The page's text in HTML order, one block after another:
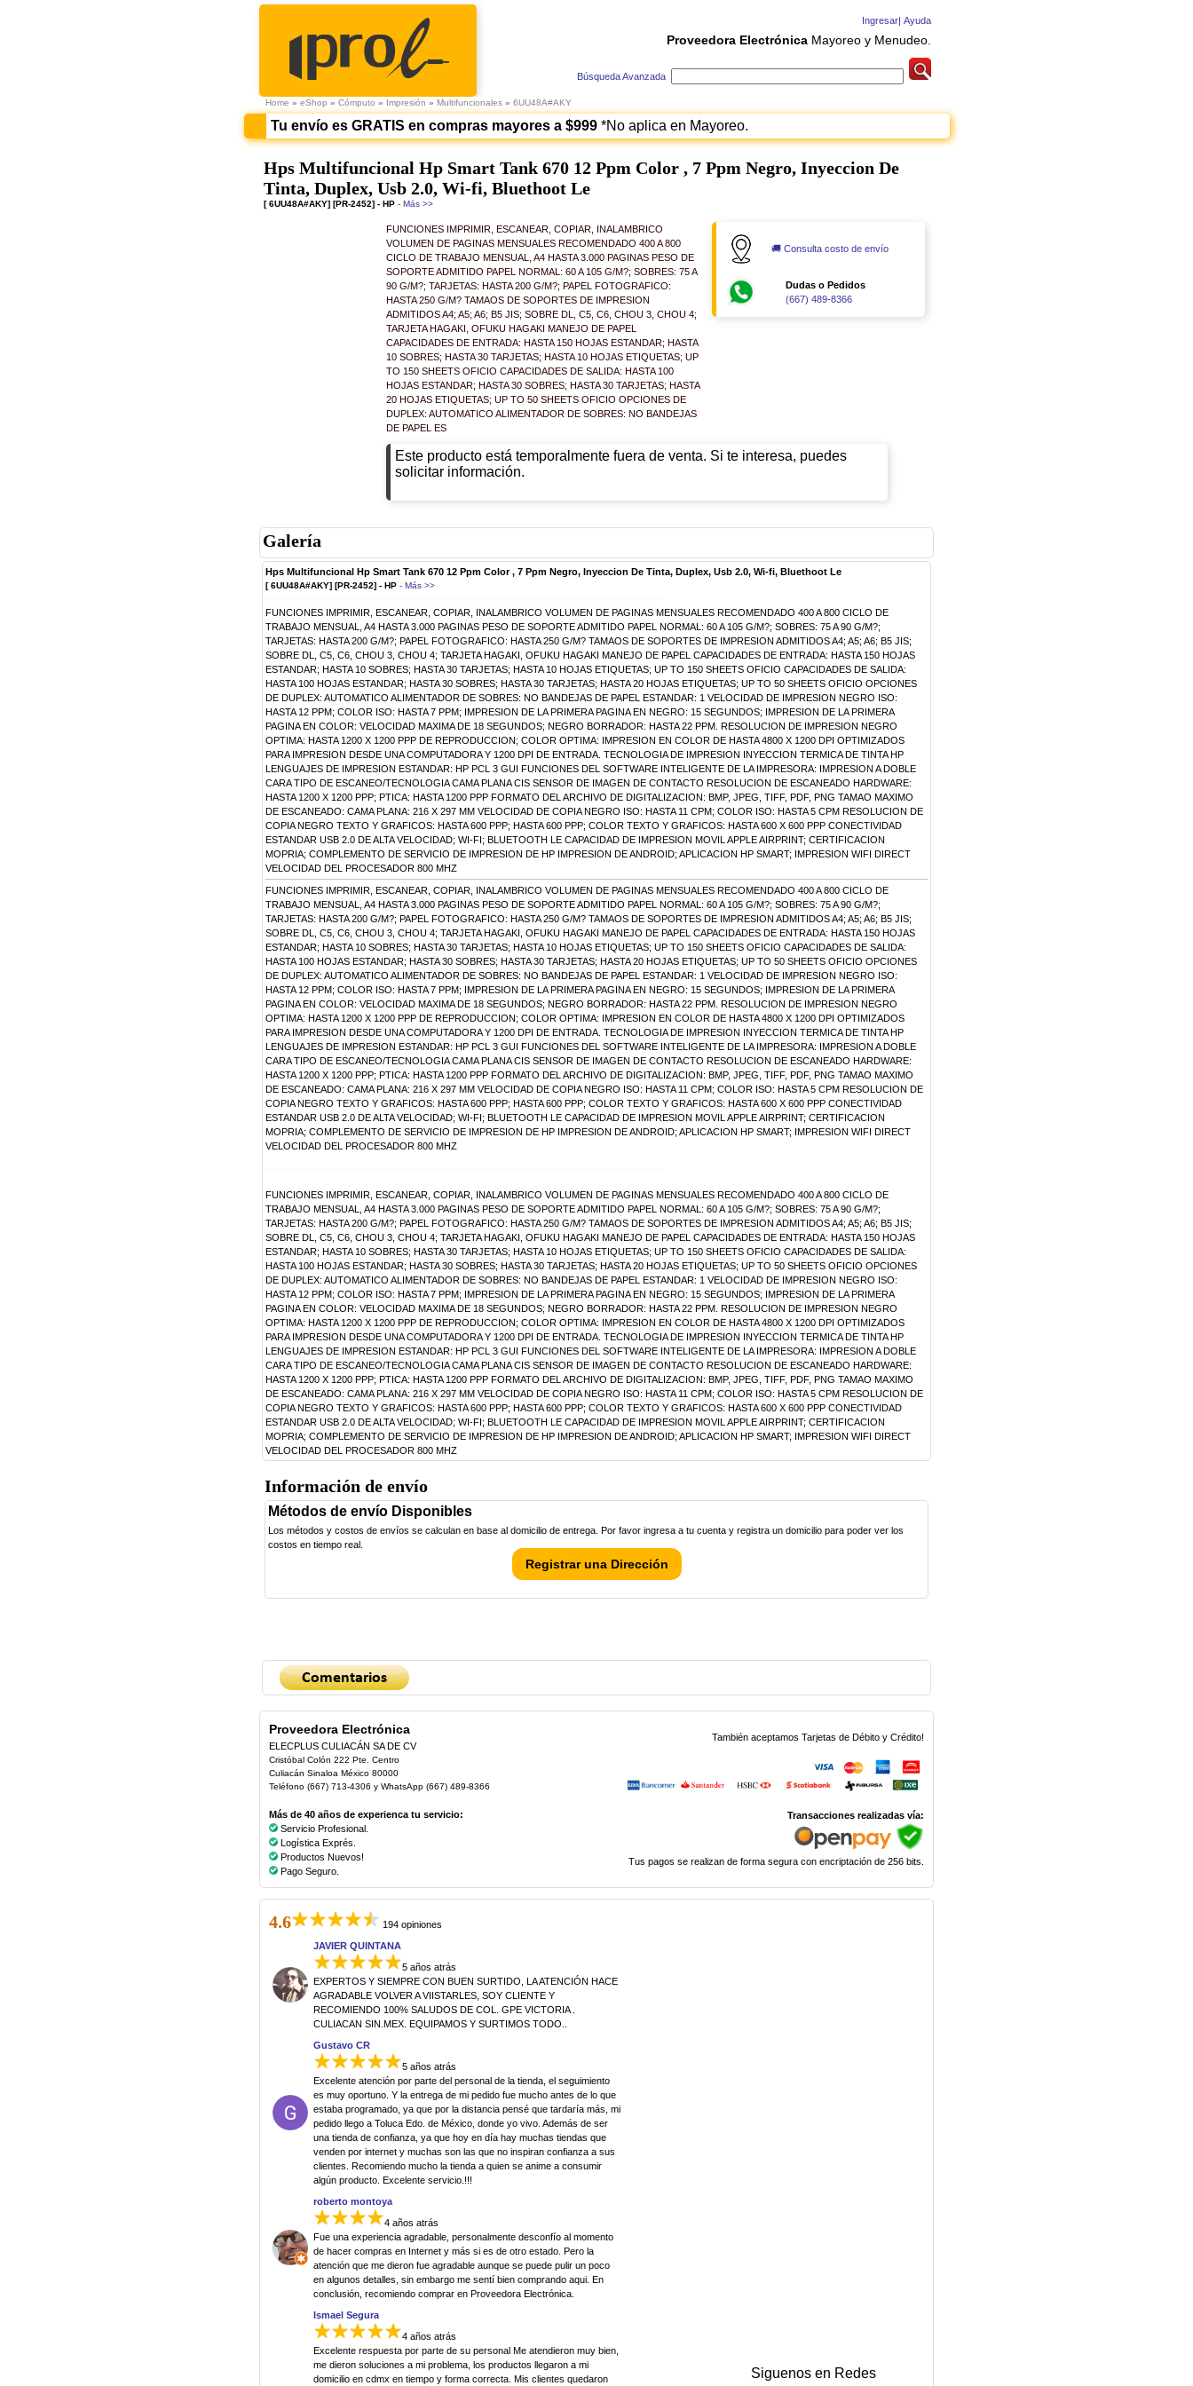
Ingresar| Ayuda
Proveedora Electrónica Mayoreo y Menudeo.
Búsqueda Avanzada
Home » eShop » Cómputo » Impresión » Multifuncionales » 6UU48A#AKY
Tu envío es GRATIS en compras mayores a $999*No aplica en Mayoreo.
Hps Multifuncional Hp Smart Tank 670 12 Ppm Color , 7 Ppm Negro, Inyeccion De
Tinta, Duplex, Usb 2.0, Wi-fi, Bluethoot Le
[ 6UU48A#AKY] [PR-2452] - HP - Más >>
FUNCIONES IMPRIMIR, ESCANEAR, COPIAR, INALAMBRICO
VOLUMEN DE PAGINAS MENSUALES RECOMENDADO 400 A 800
CICLO DE TRABAJO MENSUAL, A4 HASTA 3.000 PAGINAS PESO DE
SOPORTE ADMITIDO PAPEL NORMAL: 60 A 105 G/M?; SOBRES: 75 A
90 G/M?; TARJETAS: HASTA 200 G/M?; PAPEL FOTOGRAFICO:
HASTA 250 G/M? TAMAOS DE SOPORTES DE IMPRESION
ADMITIDOS A4; A5; A6; B5 JIS; SOBRE DL, C5, C6, CHOU 3, CHOU 4;
TARJETA HAGAKI, OFUKU HAGAKI MANEJO DE PAPEL
CAPACIDADES DE ENTRADA: HASTA 150 HOJAS ESTANDAR; HASTA
10 SOBRES; HASTA 30 TARJETAS; HASTA 10 HOJAS ETIQUETAS; UP
TO 150 SHEETS OFICIO CAPACIDADES DE SALIDA: HASTA 100
HOJAS ESTANDAR; HASTA 30 SOBRES; HASTA 30 TARJETAS; HASTA
20 HOJAS ETIQUETAS; UP TO 50 SHEETS OFICIO OPCIONES DE
DUPLEX: AUTOMATICO ALIMENTADOR DE SOBRES: NO BANDEJAS
DE PAPEL ES
🚚 Consulta costo de envío
Dudas o Pedidos
(667) 489-8366
Este producto está temporalmente fuera de venta. Si te interesa, puedes
solicitar información.
Galería
Hps Multifuncional Hp Smart Tank 670 12 Ppm Color , 7 Ppm Negro, Inyeccion De Tinta, Duplex, Usb 2.0, Wi-fi, Bluethoot Le
[ 6UU48A#AKY] [PR-2452] - HP - Más >>
FUNCIONES IMPRIMIR, ESCANEAR, COPIAR, INALAMBRICO VOLUMEN DE PAGINAS MENSUALES RECOMENDADO 400 A 800 CICLO DE
TRABAJO MENSUAL, A4 HASTA 3.000 PAGINAS PESO DE SOPORTE ADMITIDO PAPEL NORMAL: 60 A 105 G/M?; SOBRES: 75 A 90 G/M?;
TARJETAS: HASTA 200 G/M?; PAPEL FOTOGRAFICO: HASTA 250 G/M? TAMAOS DE SOPORTES DE IMPRESION ADMITIDOS A4; A5; A6; B5 JIS;
SOBRE DL, C5, C6, CHOU 3, CHOU 4; TARJETA HAGAKI, OFUKU HAGAKI MANEJO DE PAPEL CAPACIDADES DE ENTRADA: HASTA 150 HOJAS
ESTANDAR; HASTA 10 SOBRES; HASTA 30 TARJETAS; HASTA 10 HOJAS ETIQUETAS; UP TO 150 SHEETS OFICIO CAPACIDADES DE SALIDA:
HASTA 100 HOJAS ESTANDAR; HASTA 30 SOBRES; HASTA 30 TARJETAS; HASTA 20 HOJAS ETIQUETAS; UP TO 50 SHEETS OFICIO OPCIONES
DE DUPLEX: AUTOMATICO ALIMENTADOR DE SOBRES: NO BANDEJAS DE PAPEL ESTANDAR: 1 VELOCIDAD DE IMPRESION NEGRO ISO:
HASTA 12 PPM; COLOR ISO: HASTA 7 PPM; IMPRESION DE LA PRIMERA PAGINA EN NEGRO: 15 SEGUNDOS; IMPRESION DE LA PRIMERA
PAGINA EN COLOR: VELOCIDAD MAXIMA DE 18 SEGUNDOS; NEGRO BORRADOR: HASTA 22 PPM. RESOLUCION DE IMPRESION NEGRO
OPTIMA: HASTA 1200 X 1200 PPP DE REPRODUCCION; COLOR OPTIMA: IMPRESION EN COLOR DE HASTA 4800 X 1200 DPI OPTIMIZADOS
PARA IMPRESION DESDE UNA COMPUTADORA Y 1200 DPI DE ENTRADA. TECNOLOGIA DE IMPRESION INYECCION TERMICA DE TINTA HP
LENGUAJES DE IMPRESION ESTANDAR: HP PCL 3 GUI FUNCIONES DEL SOFTWARE INTELIGENTE DE LA IMPRESORA: IMPRESION A DOBLE
CARA TIPO DE ESCANEO/TECNOLOGIA CAMA PLANA CIS SENSOR DE IMAGEN DE CONTACTO RESOLUCION DE ESCANEADO HARDWARE:
HASTA 1200 X 1200 PPP; PTICA: HASTA 1200 PPP FORMATO DEL ARCHIVO DE DIGITALIZACION: BMP, JPEG, TIFF, PDF, PNG TAMAO MAXIMO
DE ESCANEADO: CAMA PLANA: 216 X 297 MM VELOCIDAD DE COPIA NEGRO ISO: HASTA 11 CPM; COLOR ISO: HASTA 5 CPM RESOLUCION DE
COPIA NEGRO TEXTO Y GRAFICOS: HASTA 600 PPP; HASTA 600 PPP; COLOR TEXTO Y GRAFICOS: HASTA 600 X 600 PPP CONECTIVIDAD
ESTANDAR USB 2.0 DE ALTA VELOCIDAD; WI-FI; BLUETOOTH LE CAPACIDAD DE IMPRESION MOVIL APPLE AIRPRINT; CERTIFICACION
MOPRIA; COMPLEMENTO DE SERVICIO DE IMPRESION DE HP IMPRESION DE ANDROID; APLICACION HP SMART; IMPRESION WIFI DIRECT
VELOCIDAD DEL PROCESADOR 800 MHZ
FUNCIONES IMPRIMIR, ESCANEAR, COPIAR, INALAMBRICO VOLUMEN DE PAGINAS MENSUALES RECOMENDADO 400 A 800 CICLO DE
TRABAJO MENSUAL, A4 HASTA 3.000 PAGINAS PESO DE SOPORTE ADMITIDO PAPEL NORMAL: 60 A 105 G/M?; SOBRES: 75 A 90 G/M?;
TARJETAS: HASTA 200 G/M?; PAPEL FOTOGRAFICO: HASTA 250 G/M? TAMAOS DE SOPORTES DE IMPRESION ADMITIDOS A4; A5; A6; B5 JIS;
SOBRE DL, C5, C6, CHOU 3, CHOU 4; TARJETA HAGAKI, OFUKU HAGAKI MANEJO DE PAPEL CAPACIDADES DE ENTRADA: HASTA 150 HOJAS
ESTANDAR; HASTA 10 SOBRES; HASTA 30 TARJETAS; HASTA 10 HOJAS ETIQUETAS; UP TO 150 SHEETS OFICIO CAPACIDADES DE SALIDA:
HASTA 100 HOJAS ESTANDAR; HASTA 30 SOBRES; HASTA 30 TARJETAS; HASTA 20 HOJAS ETIQUETAS; UP TO 50 SHEETS OFICIO OPCIONES
DE DUPLEX: AUTOMATICO ALIMENTADOR DE SOBRES: NO BANDEJAS DE PAPEL ESTANDAR: 1 VELOCIDAD DE IMPRESION NEGRO ISO:
HASTA 12 PPM; COLOR ISO: HASTA 7 PPM; IMPRESION DE LA PRIMERA PAGINA EN NEGRO: 15 SEGUNDOS; IMPRESION DE LA PRIMERA
PAGINA EN COLOR: VELOCIDAD MAXIMA DE 18 SEGUNDOS; NEGRO BORRADOR: HASTA 22 PPM. RESOLUCION DE IMPRESION NEGRO
OPTIMA: HASTA 1200 X 1200 PPP DE REPRODUCCION; COLOR OPTIMA: IMPRESION EN COLOR DE HASTA 4800 X 1200 DPI OPTIMIZADOS
PARA IMPRESION DESDE UNA COMPUTADORA Y 1200 DPI DE ENTRADA. TECNOLOGIA DE IMPRESION INYECCION TERMICA DE TINTA HP
LENGUAJES DE IMPRESION ESTANDAR: HP PCL 3 GUI FUNCIONES DEL SOFTWARE INTELIGENTE DE LA IMPRESORA: IMPRESION A DOBLE
CARA TIPO DE ESCANEO/TECNOLOGIA CAMA PLANA CIS SENSOR DE IMAGEN DE CONTACTO RESOLUCION DE ESCANEADO HARDWARE:
HASTA 1200 X 1200 PPP; PTICA: HASTA 1200 PPP FORMATO DEL ARCHIVO DE DIGITALIZACION: BMP, JPEG, TIFF, PDF, PNG TAMAO MAXIMO
DE ESCANEADO: CAMA PLANA: 216 X 297 MM VELOCIDAD DE COPIA NEGRO ISO: HASTA 11 CPM; COLOR ISO: HASTA 5 CPM RESOLUCION DE
COPIA NEGRO TEXTO Y GRAFICOS: HASTA 600 PPP; HASTA 600 PPP; COLOR TEXTO Y GRAFICOS: HASTA 600 X 600 PPP CONECTIVIDAD
ESTANDAR USB 2.0 DE ALTA VELOCIDAD; WI-FI; BLUETOOTH LE CAPACIDAD DE IMPRESION MOVIL APPLE AIRPRINT; CERTIFICACION
MOPRIA; COMPLEMENTO DE SERVICIO DE IMPRESION DE HP IMPRESION DE ANDROID; APLICACION HP SMART; IMPRESION WIFI DIRECT
VELOCIDAD DEL PROCESADOR 800 MHZ
FUNCIONES IMPRIMIR, ESCANEAR, COPIAR, INALAMBRICO VOLUMEN DE PAGINAS MENSUALES RECOMENDADO 400 A 800 CICLO DE
TRABAJO MENSUAL, A4 HASTA 3.000 PAGINAS PESO DE SOPORTE ADMITIDO PAPEL NORMAL: 60 A 105 G/M?; SOBRES: 75 A 90 G/M?;
TARJETAS: HASTA 200 G/M?; PAPEL FOTOGRAFICO: HASTA 250 G/M? TAMAOS DE SOPORTES DE IMPRESION ADMITIDOS A4; A5; A6; B5 JIS;
SOBRE DL, C5, C6, CHOU 3, CHOU 4; TARJETA HAGAKI, OFUKU HAGAKI MANEJO DE PAPEL CAPACIDADES DE ENTRADA: HASTA 150 HOJAS
ESTANDAR; HASTA 10 SOBRES; HASTA 30 TARJETAS; HASTA 10 HOJAS ETIQUETAS; UP TO 150 SHEETS OFICIO CAPACIDADES DE SALIDA:
HASTA 100 HOJAS ESTANDAR; HASTA 30 SOBRES; HASTA 30 TARJETAS; HASTA 20 HOJAS ETIQUETAS; UP TO 50 SHEETS OFICIO OPCIONES
DE DUPLEX: AUTOMATICO ALIMENTADOR DE SOBRES: NO BANDEJAS DE PAPEL ESTANDAR: 1 VELOCIDAD DE IMPRESION NEGRO ISO:
HASTA 12 PPM; COLOR ISO: HASTA 7 PPM; IMPRESION DE LA PRIMERA PAGINA EN NEGRO: 15 SEGUNDOS; IMPRESION DE LA PRIMERA
PAGINA EN COLOR: VELOCIDAD MAXIMA DE 18 SEGUNDOS; NEGRO BORRADOR: HASTA 22 PPM. RESOLUCION DE IMPRESION NEGRO
OPTIMA: HASTA 1200 X 1200 PPP DE REPRODUCCION; COLOR OPTIMA: IMPRESION EN COLOR DE HASTA 4800 X 1200 DPI OPTIMIZADOS
PARA IMPRESION DESDE UNA COMPUTADORA Y 1200 DPI DE ENTRADA. TECNOLOGIA DE IMPRESION INYECCION TERMICA DE TINTA HP
LENGUAJES DE IMPRESION ESTANDAR: HP PCL 3 GUI FUNCIONES DEL SOFTWARE INTELIGENTE DE LA IMPRESORA: IMPRESION A DOBLE
CARA TIPO DE ESCANEO/TECNOLOGIA CAMA PLANA CIS SENSOR DE IMAGEN DE CONTACTO RESOLUCION DE ESCANEADO HARDWARE:
HASTA 1200 X 1200 PPP; PTICA: HASTA 1200 PPP FORMATO DEL ARCHIVO DE DIGITALIZACION: BMP, JPEG, TIFF, PDF, PNG TAMAO MAXIMO
DE ESCANEADO: CAMA PLANA: 216 X 297 MM VELOCIDAD DE COPIA NEGRO ISO: HASTA 11 CPM; COLOR ISO: HASTA 5 CPM RESOLUCION DE
COPIA NEGRO TEXTO Y GRAFICOS: HASTA 600 PPP; HASTA 600 PPP; COLOR TEXTO Y GRAFICOS: HASTA 600 X 600 PPP CONECTIVIDAD
ESTANDAR USB 2.0 DE ALTA VELOCIDAD; WI-FI; BLUETOOTH LE CAPACIDAD DE IMPRESION MOVIL APPLE AIRPRINT; CERTIFICACION
MOPRIA; COMPLEMENTO DE SERVICIO DE IMPRESION DE HP IMPRESION DE ANDROID; APLICACION HP SMART; IMPRESION WIFI DIRECT
VELOCIDAD DEL PROCESADOR 800 MHZ
Información de envío
Métodos de envío Disponibles
Los métodos y costos de envíos se calculan en base al domicilio de entrega. Por favor ingresa a tu cuenta y registra un domicilio para poder ver los
costos en tiempo real.
Registrar una Dirección
Proveedora Electrónica
ELECPLUS CULIACÁN SA DE CV
Cristóbal Colón 222 Pte. Centro
Culiacán Sinaloa México 80000
Teléfono (667) 713-4306 y WhatsApp (667) 489-8366
Más de 40 años de experienca tu servicio:
Servicio Profesional.
Logística Exprés.
Productos Nuevos!
Pago Seguro.
También aceptamos Tarjetas de Débito y Crédito!
Transacciones realizadas vía:
Tus pagos se realizan de forma segura con encriptación de 256 bits.
4.6
194 opiniones
JAVIER QUINTANA
5 años atrás
EXPERTOS Y SIEMPRE CON BUEN SURTIDO, LA ATENCIÓN HACE
AGRADABLE VOLVER A VIISTARLES, SOY CLIENTE Y
RECOMIENDO 100% SALUDOS DE COL. GPE VICTORIA .
CULIACAN SIN.MEX. EQUIPAMOS Y SURTIMOS TODO..
Gustavo CR
5 años atrás
Excelente atención por parte del personal de la tienda, el seguimiento
es muy oportuno. Y la entrega de mi pedido fue mucho antes de lo que
estaba programado, ya que por la distancia pensé que tardaría más, mi
pedido llego a Toluca Edo. de México, donde yo vivo. Además de ser
una tienda de confianza, ya que hoy en día hay muchas tiendas que
venden por internet y muchas son las que no inspiran confianza a sus
clientes. Recomiendo mucho la tienda a quien se anime a consumir
algún producto. Excelente servicio.!!!
roberto montoya
4 años atrás
Fue una experiencia agradable, personalmente desconfío al momento
de hacer compras en Internet y más si es de otro estado. Pero la
atención que me dieron fue agradable aunque se puede pulir un poco
en algunos detalles, sin embargo me sentí bien comprando aqui. En
conclusión, recomiendo comprar en Proveedora Electrónica.
Ismael Segura
4 años atrás
Excelente respuesta por parte de su personal Me atendieron muy bien,
me dieron soluciones a mi problema, los productos llegaron a mi
domicilio en cdmx en tiempo y forma correcta. Mis clientes quedaron
Siguenos en Redes